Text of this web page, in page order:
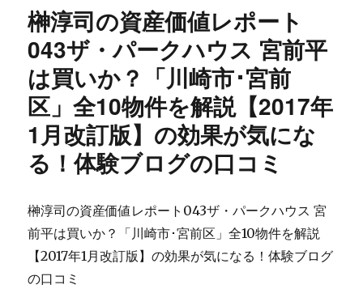
ン
ト！
勝
ち
続
る
ト
レ
ー
ダ
に
な
る
た
フ
ォ
ン
対
ア
フ
ィ
リ
サ
ト
タ
榊淳司の資産価値レポート
043ザ・パークハウス 宮前平
は買いか？「川崎市･宮前
区」全10物件を解説【2017年
1月改訂版】の効果が気にな
る！体験ブログの口コミ
榊淳司の資産価値レポート043ザ・パークハウス 宮
前平は買いか？「川崎市･宮前区」全10物件を解説
【2017年1月改訂版】の効果が気になる！体験ブログ
の口コミ